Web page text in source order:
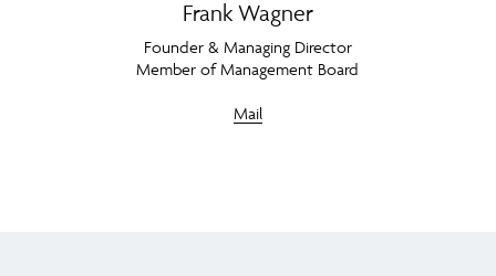
Frank Wagner
Founder & Managing Director
Member of Management Board
Mail